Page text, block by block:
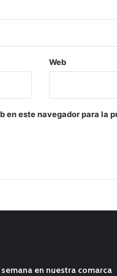
Web
en este navegador para la
en nuestra comarca